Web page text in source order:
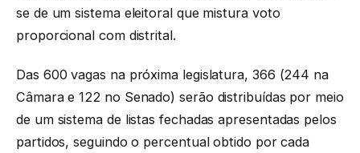
se de um sistema eleitoral que mistura voto
proporcional com distrital.
Das 600 vagas na próxima legislatura, 366 (244 na
Câmara e 122 no Senado) serão distribuídas por meio
de um sistema de listas fechadas apresentadas pelos
partidos, seguindo o percentual obtido por cada